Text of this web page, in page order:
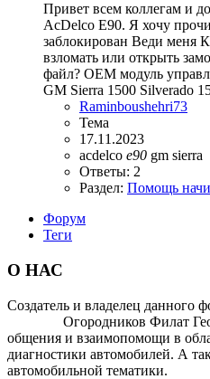
Привет всем коллегам и
AcDelco E90. Я хочу
заблокирован Веди меня
взломать или открыть
файл? OEM модуль
GM Sierra 1500 Silverado
Raminboushehri73
Тема
17.11.2023
acdelco e90 gm sierra
Ответы: 2
Раздел: Помощь
Форум
Теги
О НАС
Создатель и владелец данного
Огородников Филат
общения и взаимопомощи в
диагностики автомобилей. А
автомобильной тематики.